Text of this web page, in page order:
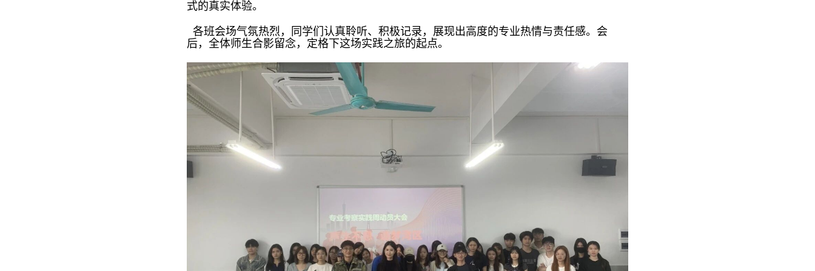
式的真实体验。
各班会场气氛热烈，同学们认真聆听、积极记录，展现出高度的专业热情与责任感。会
后，全体师生合影留念，定格下这场实践之旅的起点。